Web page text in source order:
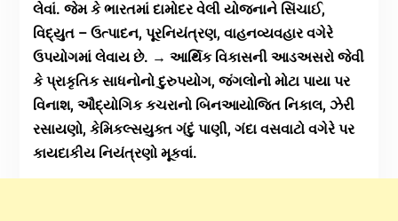
લેવાં. જેમ કે ભારતમાં દામોદર વેલી યોજનાને સિંચાઈ,
વિદ્યુત – ઉત્પાદન, પૂરનિયંત્રણ, વાહનવ્યવહાર વગેરે
ઉપયોગમાં લેવાય છે. → આર્થિક વિકાસની આડઅસરો જેવી
કે પ્રાકૃતિક સાધનોનો દુરુપયોગ, જંગલોનો મોટા પાયા પર
વિનાશ, ઔદ્યોગિક કચરાનો બિનઆયોજિત નિકાલ, ઝેરી
રસાયણો, કેમિકલ્સયુક્ત ગંદું પાણી, ગંદા વસવાટો વગેરે પર
કાયદાકીય નિયંત્રણો મૂકવાં.